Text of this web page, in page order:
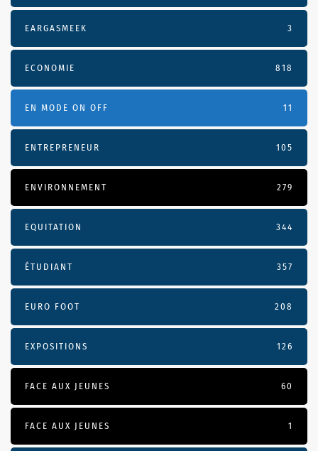
EARGASMEEK 3
ECONOMIE 818
EN MODE ON OFF 11
ENTREPRENEUR 105
ENVIRONNEMENT 279
EQUITATION 344
ÉTUDIANT 357
EURO FOOT 208
EXPOSITIONS 126
FACE AUX JEUNES 60
FACE AUX JEUNES 1